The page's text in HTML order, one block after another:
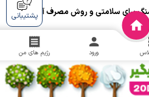
برای سلامتی و روش مصرف آنپشتیبانی
ورود رژیم های من